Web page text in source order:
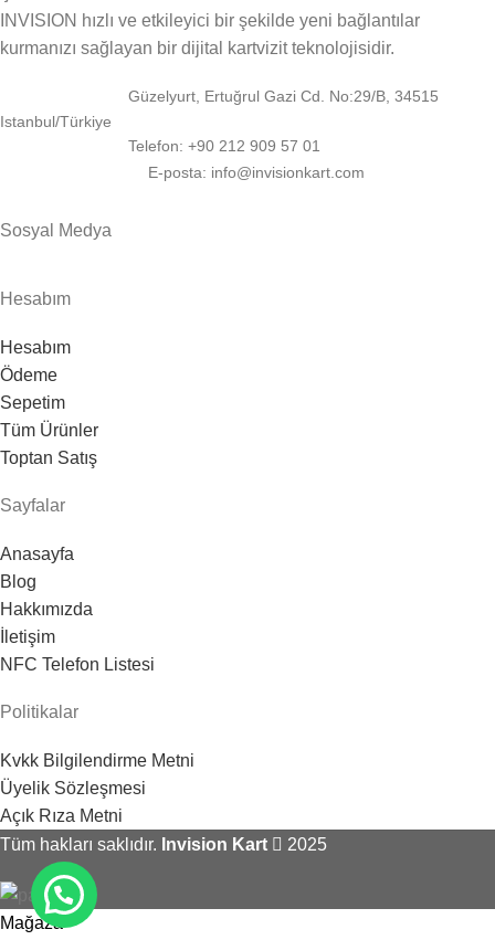
INVISION hızlı ve etkileyici bir şekilde yeni bağlantılar
kurmanızı sağlayan bir dijital kartvizit teknolojisidir.
Güzelyurt, Ertuğrul Gazi Cd. No:29/B, 34515
Istanbul/Türkiye
Telefon: +90 212 909 57 01
E-posta: info@invisionkart.com
Sosyal Medya
Hesabım
Hesabım
Ödeme
Sepetim
Tüm Ürünler
Toptan Satış
Sayfalar
Anasayfa
Blog
Hakkımızda
İletişim
NFC Telefon Listesi
Politikalar
Kvkk Bilgilendirme Metni
Üyelik Sözleşmesi
Açık Rıza Metni
Tüm hakları saklıdır. Invision Kart 2025
Mağaza